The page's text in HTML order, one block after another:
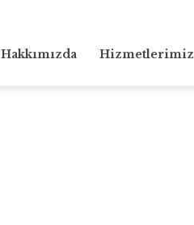
Hakkımızda Hizmetlerimiz